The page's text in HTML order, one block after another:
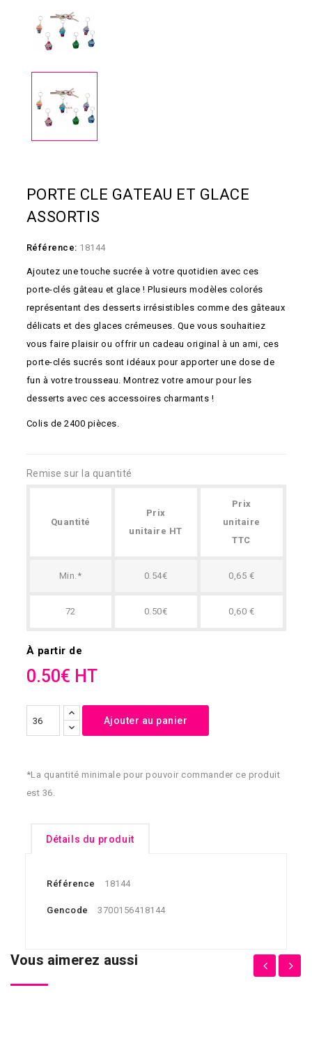
PORTE CLE GATEAU ET GLACE
ASSORTIS
Référence: 18144
Ajoutez une touche sucrée à votre quotidien avec ces
porte-clés gâteau et glace ! Plusieurs modèles colorés
représentant des desserts irrésistibles comme des gâteaux
délicats et des glaces crémeuses. Que vous souhaitiez
vous faire plaisir ou offrir un cadeau original à un ami, ces
porte-clés sucrés sont idéaux pour apporter une dose de
fun à votre trousseau. Montrez votre amour pour les
desserts avec ces accessoires charmants !
Colis de 2400 pièces.
Remise sur la quantité
Quantité
Prix
unitaire HT
Prix
unitaire
TTC
Min.* 0.54€ 0,65 €
72 0.50€ 0,60 €
À partir de
0.50€ HT
Ajouter au panier
*La quantité minimale pour pouvoir commander ce produit
est 36.
Détails du produit
Référence 18144
Gencode 3700156418144
Vous aimerez aussi